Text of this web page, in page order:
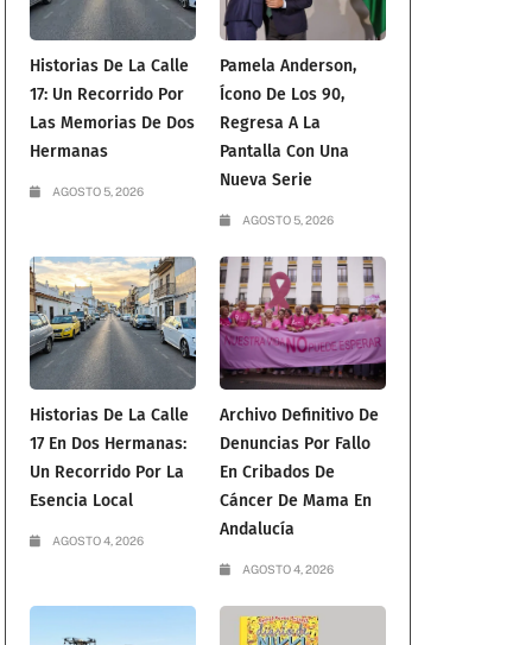
Historias De La Calle
17: Un Recorrido Por
Las Memorias De Dos
Hermanas
AGOSTO 5, 2026
Pamela Anderson,
Ícono De Los 90,
Regresa A La
Pantalla Con Una
Nueva Serie
AGOSTO 5, 2026
Historias De La Calle
17 En Dos Hermanas:
Un Recorrido Por La
Esencia Local
AGOSTO 4, 2026
Archivo Definitivo De
Denuncias Por Fallo
En Cribados De
Cáncer De Mama En
Andalucía
AGOSTO 4, 2026